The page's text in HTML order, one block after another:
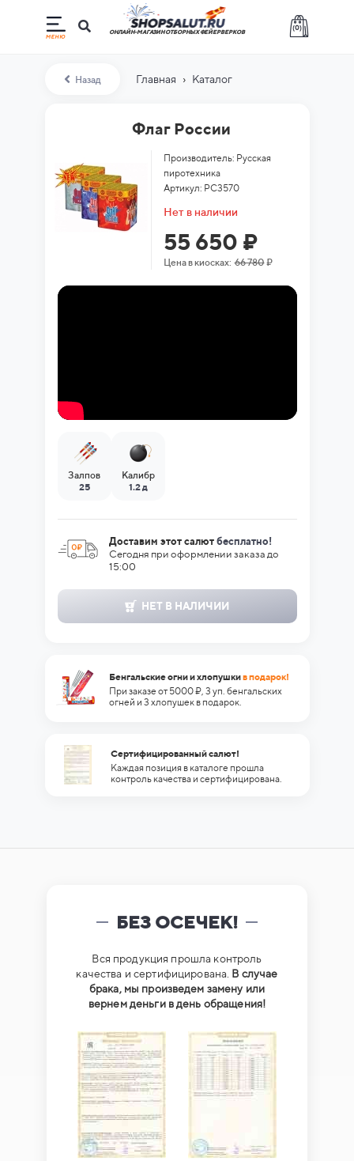
(0)
ОНЛАЙН-МАГАЗИН ОТБОРНЫХ ФЕЙЕРВЕРКОВ
Назад Главная › Каталог
Флаг России
Производитель: Русская
пиротехника
Артикул: РС3570
Нет в наличии
55 650 ₽
Цена в киосках:66 780₽
Залпов
25
Калибр
1.2 д
Доставим этот салют бесплатно!
Сегодня при оформлении заказа до
15:00
НЕТ В НАЛИЧИИ
Бенгальские огни и хлопушкив подарок!
При заказе от 5000 ₽, 3 уп. бенгальских
огней и 3 хлопушек в подарок.
Сертифицированный салют!
Каждая позиция в каталоге прошла
контроль качества и сертифицирована.
БЕЗ ОСЕЧЕК!
Вся продукция прошла контроль
качества и сертифицирована. В случае
брака, мы произведем замену или
вернем деньги в день обращения!